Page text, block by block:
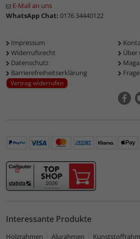
E-Mail an uns
WhatsApp Chat: 0176 34440122
Impressum
Widerrufsrecht
Datenschutz
Barrierefreiheitserklärung
Vertrag widerrufen
Über
Interessante Produkte
Holzrahmen Alurahmen